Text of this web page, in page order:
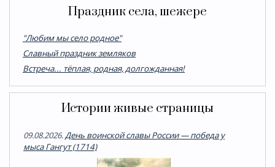
Праздник села, шежере
"Любим мы село родное"
Cлавный праздник земляков
Встреча... тёплая, родная, долгожданная!
Истории живые страницы
09.08.2026.День воинской славы России — победа у
мыса Гангут (1714)